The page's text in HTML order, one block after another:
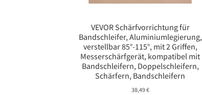
VEVOR Schärfvorrichtung für
Bandschleifer, Aluminiumlegierung,
verstellbar 85°-115°, mit 2 Griffen,
Messerschärfgerät, kompatibel mit
Bandschleifern, Doppelschleifern,
Schärfern, Bandschleifern
38,49€